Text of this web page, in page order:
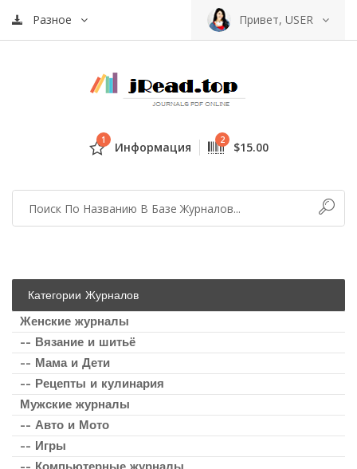
Разное Привет, USER
1 Информация 2 $15.00
Категории Журналов
Женские журналы
-- Вязание и шитьё
-- Мама и Дети
-- Рецепты и кулинария
Мужские журналы
-- Авто и Мото
-- Игры